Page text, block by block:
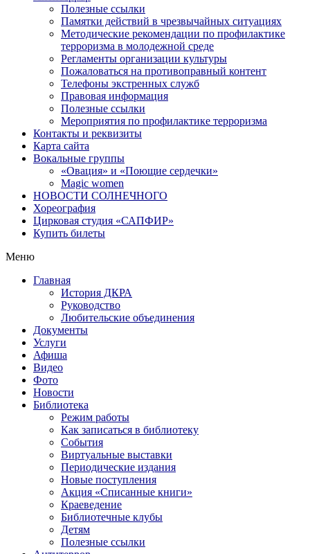
Полезные ссылки
Памятки действий в чрезвычайных ситуациях
Методические рекомендации по профилактике
терроризма в молодежной среде
Регламенты организации культуры
Пожаловаться на противоправный контент
Телефоны экстренных служб
Правовая информация
Полезные ссылки
Мероприятия по профилактике терроризма
Контакты и реквизиты
Карта сайта
Вокальные группы
«Овация» и «Поющие сердечки»
Magic women
НОВОСТИ СОЛНЕЧНОГО
Хореография
Цирковая студия «САПФИР»
Купить билеты
Меню
Главная
История ДКРА
Руководство
Любительские объединения
Документы
Услуги
Афиша
Видео
Фото
Новости
Библиотека
Режим работы
Как записаться в библиотеку
События
Виртуальные выставки
Периодические издания
Новые поступления
Акция «Списанные книги»
Краеведение
Библиотечные клубы
Детям
Полезные ссылки